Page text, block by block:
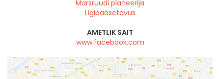
Marsruudi planeerija
Ligipääsetavus
AMETLIK SAIT
www.facebook.com